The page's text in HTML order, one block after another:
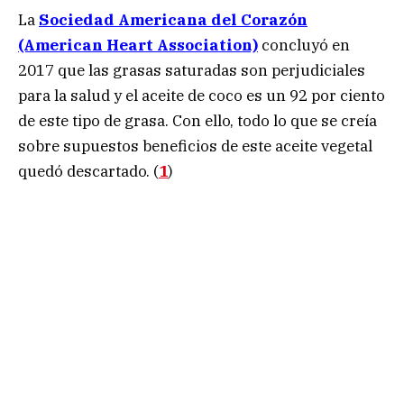
La Sociedad Americana del Corazón
(American Heart Association) concluyó en
2017 que las grasas saturadas son perjudiciales
para la salud y el aceite de coco es un 92 por ciento
de este tipo de grasa. Con ello, todo lo que se creía
sobre supuestos beneficios de este aceite vegetal
quedó descartado. (1)